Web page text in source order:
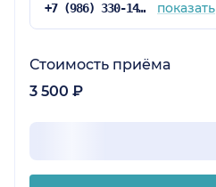
+7 (986) 330-14-97 показать
Стоимость приёма
3 500 ₽